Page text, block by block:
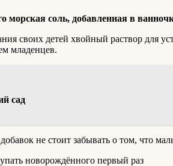
соль, добавленная в
своих детей хвойный раствор для
младенцев.
сад
не стоит забывать о том, что
новорождённого первый раз